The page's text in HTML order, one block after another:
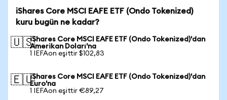
iShares Core MSCI EAFE ETF (Ondo Tokenized)
kuru bugün ne kadar?
🇺🇸iShares Core MSCI EAFE ETF (Ondo Tokenized)'dan
Amerikan Doları'na
1 IEFAon eşittir $102,83
🇪🇺iShares Core MSCI EAFE ETF (Ondo Tokenized)'dan
Euro'na
1 IEFAon eşittir €89,27